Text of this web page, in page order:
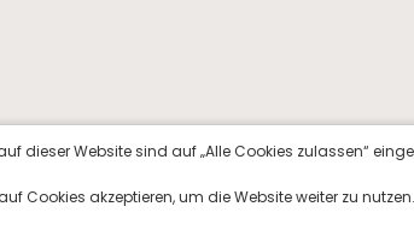
dieser Website sind auf „Alle Cookies zulassen“
Cookies akzeptieren, um die Website weiter zu nutzen.